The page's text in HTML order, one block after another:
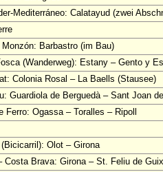
Mediterráneo: Calatayud (zwei
Barbastro (im Bau)
(Wanderweg): Estany – Gento y
Colonia Rosal – La Baells (Stausee)
Guardiola de Berguedà – Sant Joan
Ferro: Ogassa – Toralles – Ripoll
Olot – Girona
Costa Brava: Girona – St. Feliu de